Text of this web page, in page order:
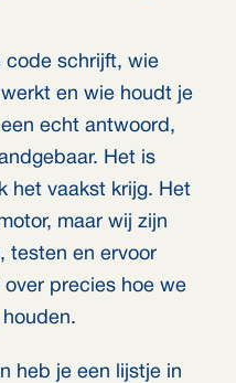
code schrijft, wie
en wie houdt je
echt antwoord,
Het is
het vaakst krijg. Het
maar wij zijn
testen en ervoor
precies hoe we
heb je een lijstje in